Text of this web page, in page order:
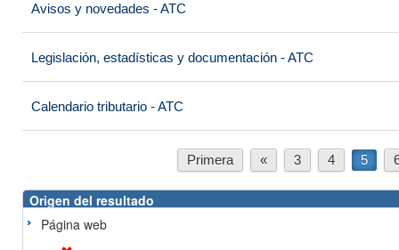
Avisos y novedades - ATC
Legislación, estadísticas y documentación - ATC
Calendario tributario - ATC
Primera « 3 4 5
Origen del resultado
Página web